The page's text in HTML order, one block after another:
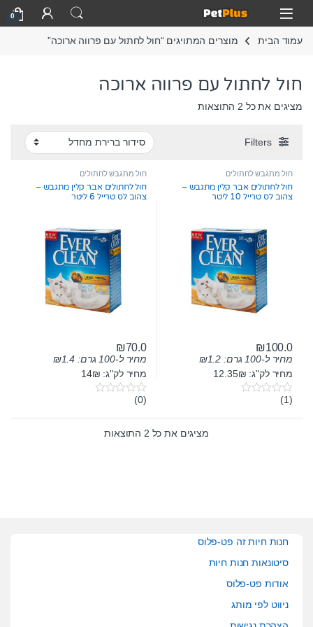
Skip to navigation
Skip to content
Open
0
עמוד הבית מוצרים המתויגים “חול לחתול עם פרווה ארוכה”
חול לחתול עם פרווה ארוכה
מציגים את כל ⁦2⁩ התוצאות
Filters
חול מתגבש לחתולים
חול לחתולים אבר קלין מתגבש –
צהוב לס טרייל 10 ליטר
₪100.0
מחיר ל-100 גרם: ₪1.2
מחיר לק"ג: 12.35₪
0
u
(1)
חול מתגבש לחתולים
חול לחתולים אבר קלין מתגבש –
צהוב לס טרייל 6 ליטר
₪70.0
מחיר ל-100 גרם: ₪1.4
מחיר לק"ג: 14₪
0
u
t
(0)
מציגים את כל ⁦2⁩ התוצאות
חנות חיות זה פט-פלוס
סיטונאות חנות חיות
אודות פט-פלוס
ניווט לפי מותג